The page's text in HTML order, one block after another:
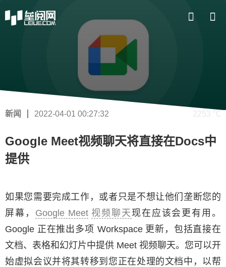
新闻 2022-04-01 00:27:32 2253 ℃
Google Meet视频聊天将直接在Docs中
提供
如果您需要完成工作，或者只是不想让他们垄断您的
屏幕， Google Meet 视频聊天现在应该会更有用。
Google 正在推出多项 Workspace 更新，包括直接在
文档、表格和幻灯片中提供 Meet 视频聊天。您可以开
始虚拟会议并将其转移到您正在处理的文档中，以帮